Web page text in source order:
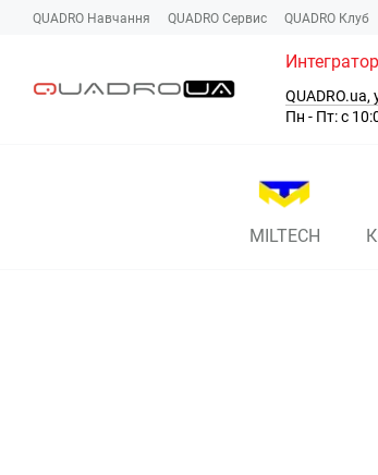
Перейти к основному контенту
QUADRO Навчання QUADRO Сервис QUADRO Клуб
Пн - Пт: с
MILTECH